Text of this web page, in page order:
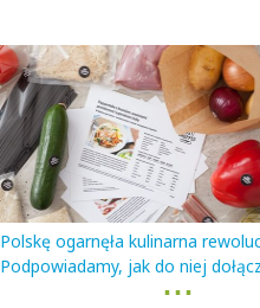
Polskę ogarnęła kulinarna
Podpowiadamy, jak do niej
▪ ▪ ▪